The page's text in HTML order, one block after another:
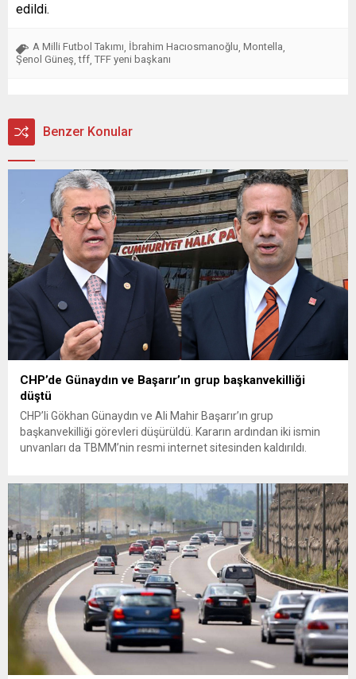
edildi.
A Milli Futbol Takımı İbrahim Hacıosmanoğlu Montella
Şenol Güneş ,tff TFF yeni başkanı
Benzer Konular
CHP’de Günaydın ve Başarır’ın grup başkanvekilliği
düştü
CHP’li Gökhan Günaydın ve Ali Mahir Başarır’ın grup
başkanvekilliği görevleri düşürüldü. Kararın ardından iki ismin
unvanları da TBMM’nin resmi internet sitesinden kaldırıldı.
çıkarma cezası uygulanmak üzere Yüksek Disiplin Kurulu’na
(YDK) sevk edilen ve partideki tüm görevlerinden...